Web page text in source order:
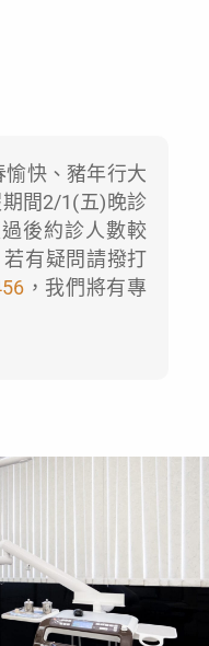
快、豬年行大
間2/1(五)晚診
後約診人數較
有疑問請撥打
，我們將有專